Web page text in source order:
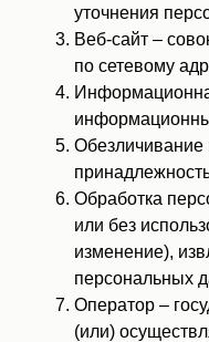
уточнения
Веб-сайт –
по сетевому
Обезличивание
Обработка
или без
изменение),
персональных
Оператор –
(или)